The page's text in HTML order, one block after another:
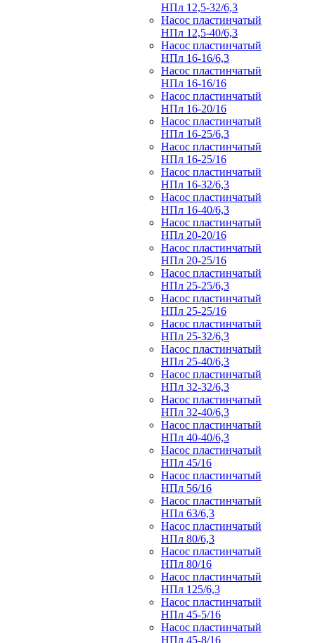
НПл 12,5-32/6,3
Насос пластинчатый
НПл 12,5-40/6,3
Насос пластинчатый
НПл 16-16/6,3
Насос пластинчатый
НПл 16-16/16
Насос пластинчатый
НПл 16-20/16
Насос пластинчатый
НПл 16-25/6,3
Насос пластинчатый
НПл 16-25/16
Насос пластинчатый
НПл 16-32/6,3
Насос пластинчатый
НПл 16-40/6,3
Насос пластинчатый
НПл 20-20/16
Насос пластинчатый
НПл 20-25/16
Насос пластинчатый
НПл 25-25/6,3
Насос пластинчатый
НПл 25-25/16
Насос пластинчатый
НПл 25-32/6,3
Насос пластинчатый
НПл 25-40/6,3
Насос пластинчатый
НПл 32-32/6,3
Насос пластинчатый
НПл 32-40/6,3
Насос пластинчатый
НПл 40-40/6,3
Насос пластинчатый
НПл 45/16
Насос пластинчатый
НПл 56/16
Насос пластинчатый
НПл 63/6,3
Насос пластинчатый
НПл 80/6,3
Насос пластинчатый
НПл 80/16
Насос пластинчатый
НПл 125/6,3
Насос пластинчатый
НПл 45-5/16
Насос пластинчатый
НПл 45-8/16